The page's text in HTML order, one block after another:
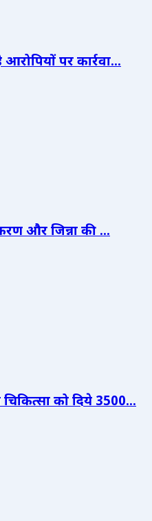
पर कार्रवा...
और जिन्ना की ...
को दिये 3500...